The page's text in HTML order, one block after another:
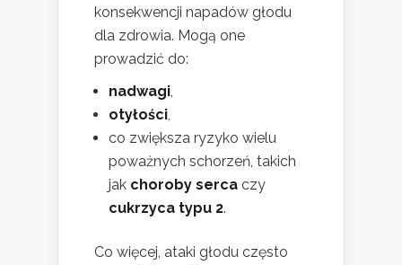
konsekwencji napadów głodu
dla zdrowia. Mogą one
prowadzić do:
nadwagi
otyłości
co zwiększa ryzyko wielu
poważnych schorzeń, takich
jak choroby serca czy
cukrzyca typu 2.
Co więcej, ataki głodu często